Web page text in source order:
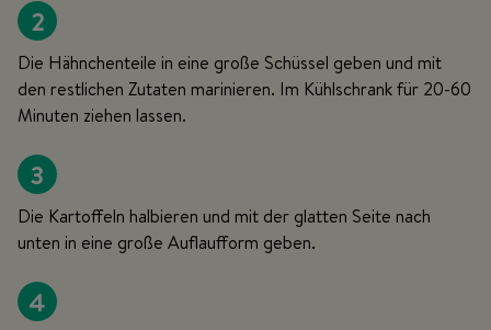
2
Die Hähnchenteile in eine große Schüssel geben und mit
den restlichen Zutaten marinieren. Im Kühlschrank für 20-60
Minuten ziehen lassen.
3
Die Kartoffeln halbieren und mit der glatten Seite nach
unten in eine große Auflaufform geben.
4